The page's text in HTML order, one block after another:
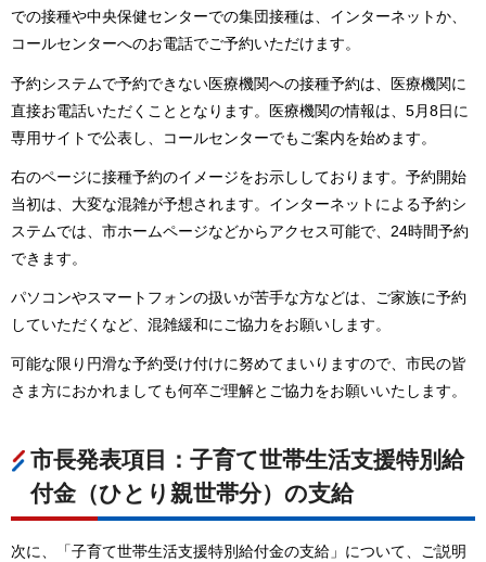
での接種や中央保健センターでの集団接種は、インターネットか、
コールセンターへのお電話でご予約いただけます。
予約システムで予約できない医療機関への接種予約は、医療機関に
直接お電話いただくこととなります。医療機関の情報は、5月8日に
専用サイトで公表し、コールセンターでもご案内を始めます。
右のページに接種予約のイメージをお示ししております。予約開始
当初は、大変な混雑が予想されます。インターネットによる予約シ
ステムでは、市ホームページなどからアクセス可能で、24時間予約
できます。
パソコンやスマートフォンの扱いが苦手な方などは、ご家族に予約
していただくなど、混雑緩和にご協力をお願いします。
可能な限り円滑な予約受け付けに努めてまいりますので、市民の皆
さま方におかれましても何卒ご理解とご協力をお願いいたします。
市長発表項目：子育て世帯生活支援特別給
付金（ひとり親世帯分）の支給
次に、「子育て世帯生活支援特別給付金の支給」について、ご説明